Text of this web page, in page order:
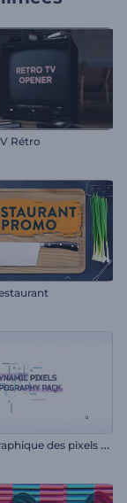
Rétro
P
ack typographique des pixels dynamiques